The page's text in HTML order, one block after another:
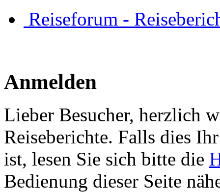
Reiseforum -
Anmelden
Lieber Besucher, herzlich
Reiseberichte. Falls dies
ist, lesen Sie sich bitte die
Bedienung dieser Seite